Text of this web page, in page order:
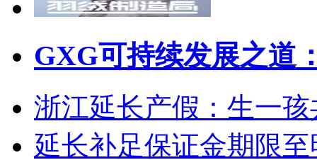
GXG可持续发展之道
浙江延长产假：生一
延长补足保证金期限